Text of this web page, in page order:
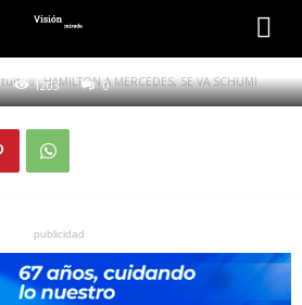
tuit HAMILTON A MERCEDES, SE VA SCHUMI
SE VA SCHUMI
1203 0
publicidad